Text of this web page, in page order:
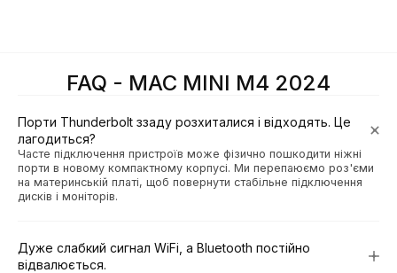
FAQ - MAC MINI M4 2024
Порти Thunderbolt ззаду розхиталися і відходять. Це
лагодиться?
Часте підключення пристроїв може фізично пошкодити ніжні
порти в новому компактному корпусі. Ми перепаюємо роз'єми
на материнській платі, щоб повернути стабільне підключення
дисків і моніторів.
Дуже слабкий сигнал WiFi, а Bluetooth постійно
відвалюється.